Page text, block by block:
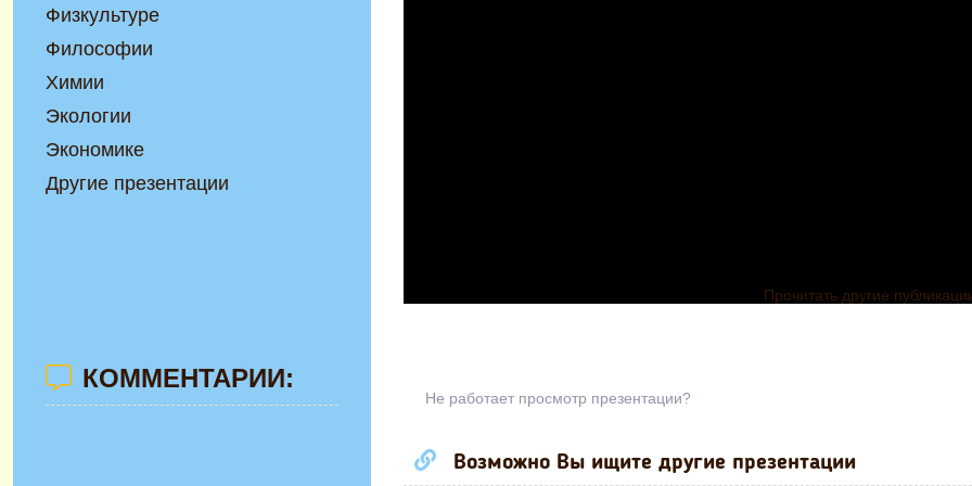
Прочитать другие
Не работает просмотр презентации?
Возможно Вы ищите другие презентации
Физкультуре
Философии
Химии
Экологии
Экономике
Другие презентации
КОММЕНТАРИИ: